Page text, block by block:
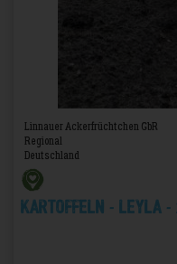
Linnauer Ackerfrüchtchen GbR
Regional
Deutschland
Kartoffeln - Leyla -